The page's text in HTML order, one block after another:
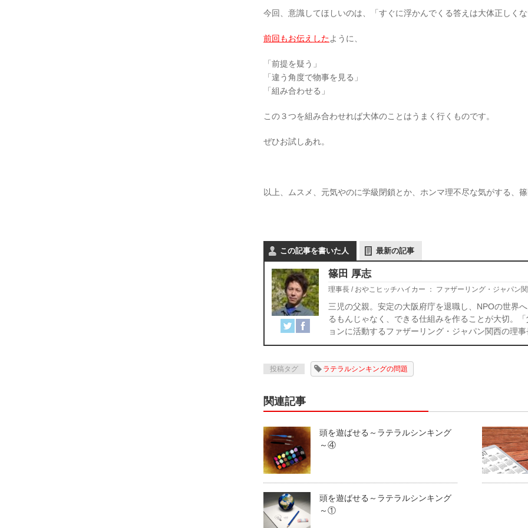
今回、意識してほしいのは、「すぐに浮かんでくる答えは大体正しくな
前回もお伝えしたように、
「前提を疑う」
「違う角度で物事を見る」
「組み合わせる」
この３つを組み合わせれば大体のことはうまく行くものです。
ぜひお試しあれ。
以上、ムスメ、元気やのに学級閉鎖とか、ホンマ理不尽な気がする、篠
この記事を書いた人 最新の記事
篠田 厚志
理事長 / おやこヒッチハイカー ： ファザーリング・ジャパン
三児の父親。安定の大阪府庁を退職し、NPOの世界
るもんじゃなく、できる仕組みを作ることが大切。
ョンに活動するファザーリング・ジャパン関西の理
投稿タグ ラテラルシンキングの問題
関連記事
頭を遊ばせる～ラテラルシンキング
～④
頭を遊ばせる～ラテラルシンキング
～①